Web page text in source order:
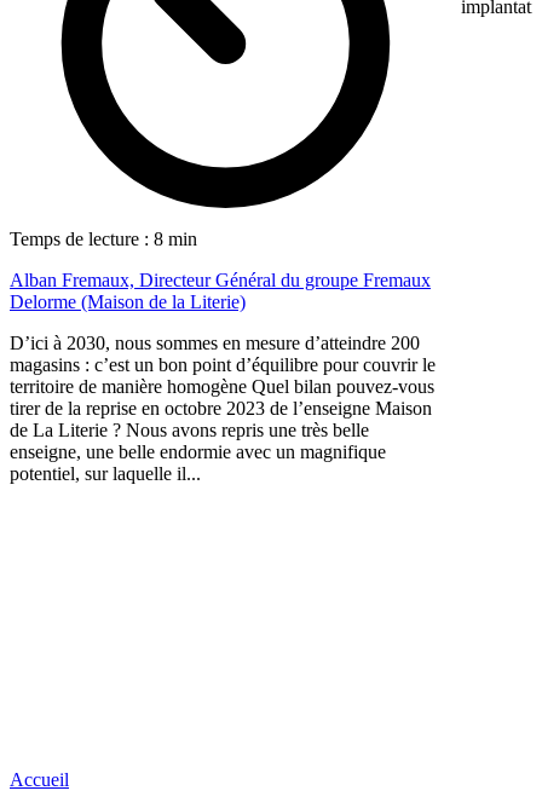
Temps de lecture : 8 min
Alban Fremaux, Directeur Général du groupe Fremaux
Delorme (Maison de la Literie)
D’ici à 2030, nous sommes en mesure d’atteindre 200
magasins : c’est un bon point d’équilibre pour couvrir le
territoire de manière homogène Quel bilan pouvez-vous
tirer de la reprise en octobre 2023 de l’enseigne Maison
de La Literie ? Nous avons repris une très belle
enseigne, une belle endormie avec un magnifique
potentiel, sur laquelle il...
Accueil